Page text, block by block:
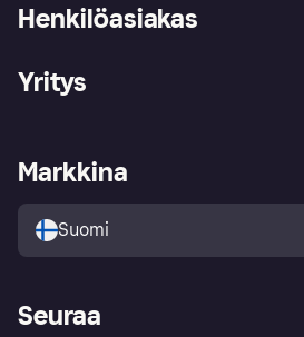
Henkilöasiakas
Ohje
Kirjaudu sisään
Tutustu kauppoihin
Ostajan turva
Yritys
Kirjaudu sisään yrityksenä
Markkina
Suomi
Seuraa